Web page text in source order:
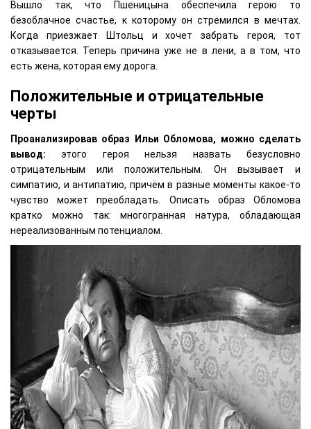
Вышло так, что Пшеницына обеспечила герою то
безоблачное счастье, к которому он стремился в мечтах.
Когда приезжает Штольц и хочет забрать героя, тот
отказывается. Теперь причина уже не в лени, а в том, что
есть жена, которая ему дорога.
Положительные и отрицательные
черты
Проанализировав образ Ильи Обломова, можно сделать
вывод: этого героя нельзя назвать безусловно
отрицательным или положительным. Он вызывает и
симпатию, и антипатию, причём в разные моменты какое-то
чувство может преобладать. Описать образ Обломова
кратко можно так: многогранная натура, обладающая
нереализованным потенциалом.